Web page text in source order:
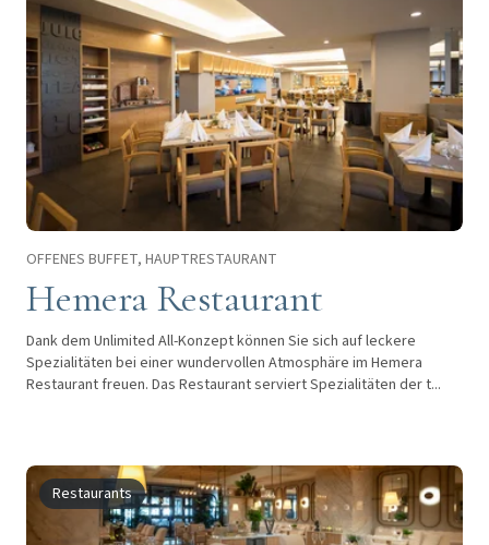
OFFENES BUFFET, HAUPTRESTAURANT
Hemera Restaurant
Dank dem Unlimited All-Konzept können Sie sich auf leckere
Spezialitäten bei einer wundervollen Atmosphäre im Hemera
Restaurant freuen. Das Restaurant serviert Spezialitäten der t...
Restaurants